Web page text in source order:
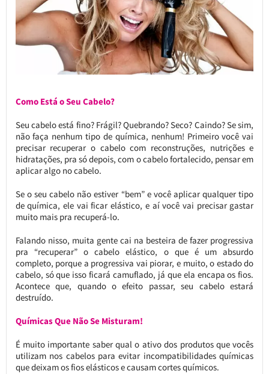
Como Está o Seu Cabelo?
Seu cabelo está fino? Frágil? Quebrando? Seco? Caindo? Se sim,
não faça nenhum tipo de química, nenhum! Primeiro você vai
precisar recuperar o cabelo com reconstruções, nutrições e
hidratações, pra só depois, com o cabelo fortalecido, pensar em
aplicar algo no cabelo.
Se o seu cabelo não estiver “bem” e você aplicar qualquer tipo
de química, ele vai ficar elástico, e aí você vai precisar gastar
muito mais pra recuperá-lo.
Falando nisso, muita gente cai na besteira de fazer progressiva
pra “recuperar” o cabelo elástico, o que é um absurdo
completo, porque a progressiva vai piorar, e muito, o estado do
cabelo, só que isso ficará camuflado, já que ela encapa os fios.
Acontece que, quando o efeito passar, seu cabelo estará
destruído.
Químicas Que Não Se Misturam!
É muito importante saber qual o ativo dos produtos que vocês
utilizam nos cabelos para evitar incompatibilidades químicas
que deixam os fios elásticos e causam cortes químicos.